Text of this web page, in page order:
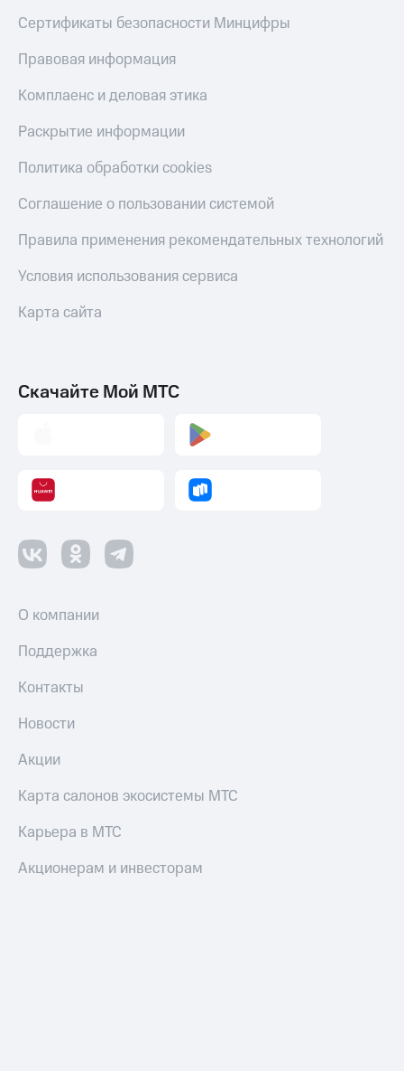
Сертификаты безопасности Минцифры
Правовая информация
Комплаенс и деловая этика
Раскрытие информации
Политика обработки cookies
Соглашение о пользовании системой
Правила применения рекомендательных технологий
Условия использования сервиса
Карта сайта
Скачайте Мой МТС
О компании
Поддержка
Контакты
Новости
Акции
Карта салонов экосистемы МТС
Карьера в МТС
Акционерам и инвесторам